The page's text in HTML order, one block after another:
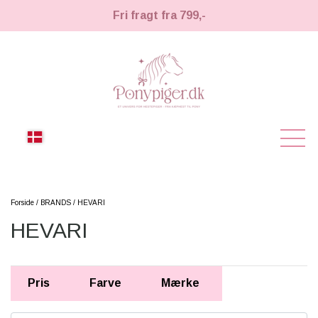
Fri fragt fra 799,-
STRIGLER & TILBEHØR
LEMIEUX TOY PONY
TIL HESTEPIGER
Forside BRANDS HEVARI
HEVARI
Pris Farve Mærke